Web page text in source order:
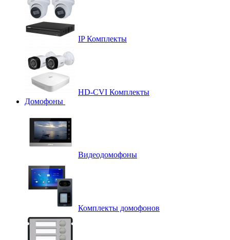
IP Комплекты
HD-CVI Комплекты
Домофоны
Видеодомофоны
Комплекты домофонов